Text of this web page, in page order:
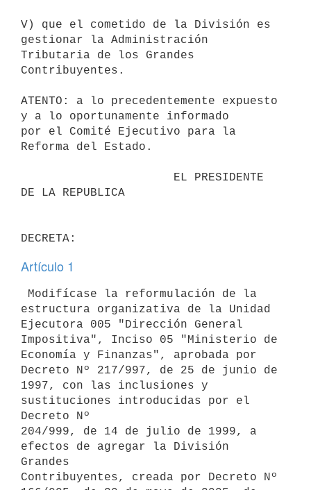
V) que el cometido de la División es
gestionar la Administración
Tributaria de los Grandes
Contribuyentes.
ATENTO: a lo precedentemente expuesto
y a lo oportunamente informado
por el Comité Ejecutivo para la
Reforma del Estado.
DE LA REPUBLICA
Artículo 1
estructura organizativa de la Unidad
Ejecutora 005 "Dirección General
Impositiva", Inciso 05 "Ministerio de
Economía y Finanzas", aprobada por
Decreto Nº 217/997, de 25 de junio de
1997, con las inclusiones y
sustituciones introducidas por el
Decreto Nº
204/999, de 14 de julio de 1999, a
efectos de agregar la División
Grandes
Contribuyentes, creada por Decreto Nº